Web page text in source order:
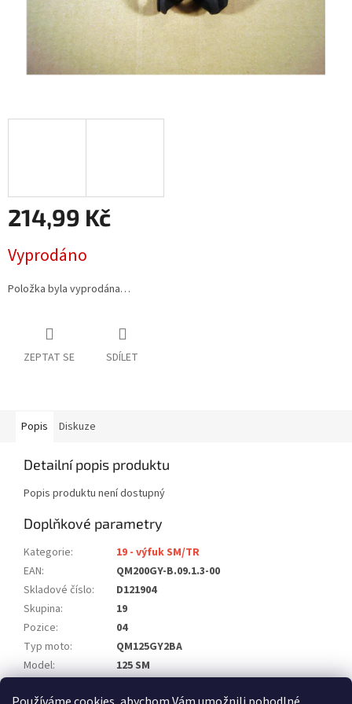
214,99 Kč
cena:
Vyprodáno
Položka byla vyprodána…
ZEPTAT SE SDÍLET
Popis Diskuze
Detailní popis produktu
Popis produktu není dostupný
Doplňkové parametry
Kategorie:
19 - výfuk SM/TR
EAN:
QM200GY-B.09.1.3-00
Skladové číslo:
D121904
Skupina:
19
Pozice:
04
Typ moto:
QM125GY2BA
Model:
125 SM